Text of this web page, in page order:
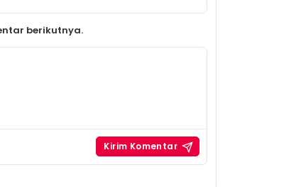
berikutnya.